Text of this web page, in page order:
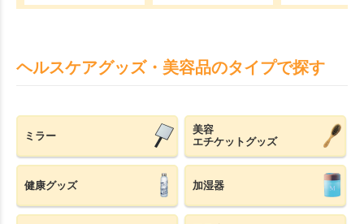
ヘルスケアグッズ・美容品のタイプで探す
ミラー
美容
エチケットグッズ
健康グッズ 加湿器